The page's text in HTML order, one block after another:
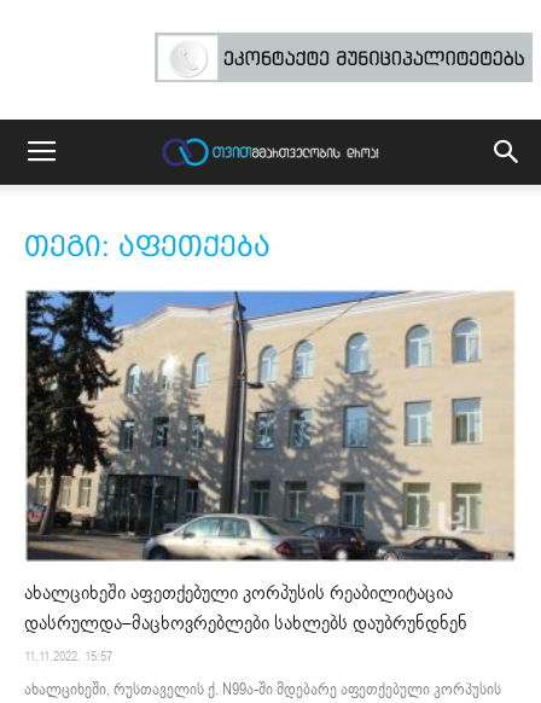
თეგი: აფეთქება
ახალციხეში აფეთქებული კორპუსის რეაბილიტაცია
დასრულდა–მაცხოვრებლები სახლებს დაუბრუნდნენ
11.11.2022. 15:57
ახალციხეში, რუსთაველის ქ. N99ა-ში მდებარე აფეთქებული კორპუსის